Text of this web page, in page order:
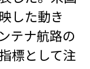
した動き
テナ航路の
標として注